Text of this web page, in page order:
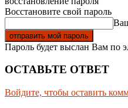
Восстановите свой пароль
Пароль будет выслан Вам по
ОСТАВЬТЕ ОТВЕТ
Войдите, чтобы оставить